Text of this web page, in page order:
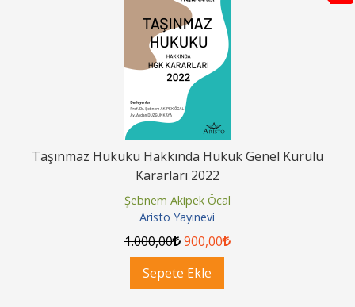
Taşınmaz Hukuku Hakkında Hukuk Genel Kurulu
Kararları 2022
Şebnem Akipek Öcal
Aristo Yayınevi
1.000,00 900,00
Sepete Ekle